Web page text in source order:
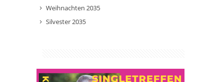
Weihnachten 2035
Silvester 2035